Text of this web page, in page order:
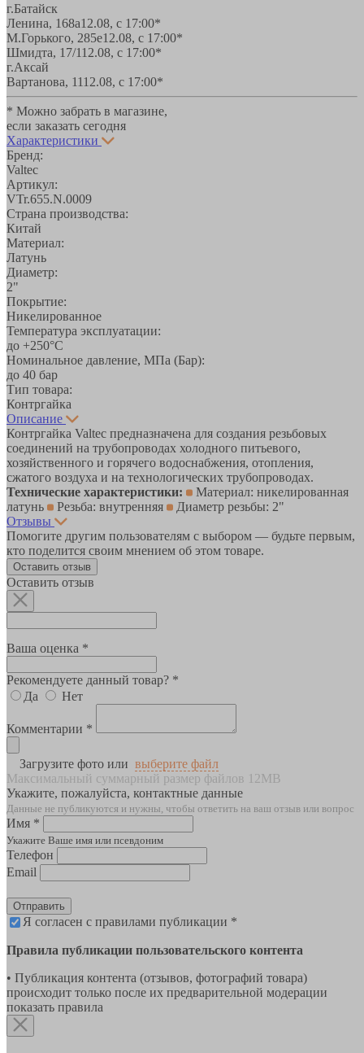
г.Батайск
Ленина, 168а12.08, с 17:00*
М.Горького, 285е12.08, с 17:00*
Шмидта, 17/112.08, с 17:00*
г.Аксай
Вартанова, 1112.08, с 17:00*
* Можно забрать в магазине,
если заказать сегодня
Характеристики
Бренд:
Valtec
Артикул:
VTr.655.N.0009
Страна производства:
Китай
Материал:
Латунь
Диаметр:
2"
Покрытие:
Никелированное
Температура эксплуатации:
до +250°С
Номинальное давление, МПа (Бар):
до 40 бар
Тип товара:
Контргайка
Описание
Контргайка Valtec предназначена для создания резьбовых
соединений на трубопроводах холодного питьевого,
хозяйственного и горячего водоснабжения, отопления,
сжатого воздуха и на технологических трубопроводах.
Технические характеристики:
Материал: никелированная
латунь
Резьба: внутренняя
Диаметр резьбы: 2"
Отзывы
Помогите другим пользователям с выбором — будьте первым,
кто поделится своим мнением об этом товаре.
Оставить отзыв
Оставить отзыв
Ваша оценка *
Рекомендуете данный товар? *
Да
Нет
Комментарии *
Загрузите фото или выберите файл
Максимальный суммарный размер файлов 12MB
Укажите, пожалуйста, контактные данные
Данные не публикуются и нужны, чтобы ответить на ваш отзыв или вопрос
Имя *
Укажите Ваше имя или псевдоним
Телефон
Email
Отправить
Я согласен с правилами публикации *
Правила публикации пользовательского контента
• Публикация контента (отзывов, фотографий товара)
происходит только после их предварительной модерации
показать правила